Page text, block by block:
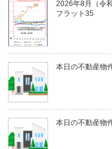
2026年8月（令
フラット35
本日の不動産物
本日の不動産物